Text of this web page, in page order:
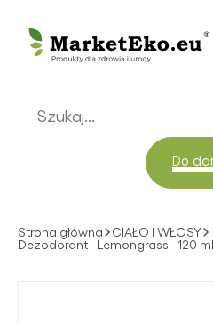
Do
Strona główna
CIAŁO I WŁOSY
Dezodorant - Lemongrass - 120 ml